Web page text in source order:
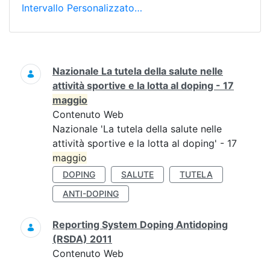
Intervallo Personalizzato…
Ricerca
Nazionale La tutela della salute nelle
attività sportive e la lotta al doping - 17
maggio
Contenuto Web
Nazionale 'La tutela della salute nelle
attività sportive e la lotta al doping' - 17
maggio
DOPING SALUTE
TUTELA
ANTI-DOPING
Reporting System Doping Antidoping
(RSDA) 2011
Contenuto Web